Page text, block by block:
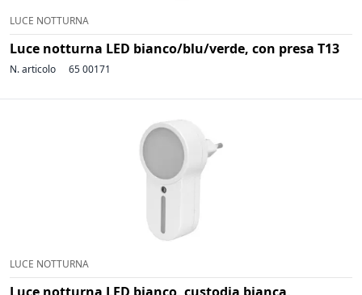
LUCE NOTTURNA
Luce notturna LED bianco/blu/verde, con presa T13
N. articolo 65 00171
LUCE NOTTURNA